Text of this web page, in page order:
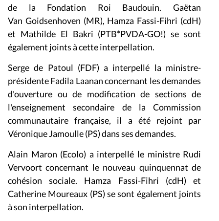
de la Fondation Roi Baudouin. Gaëtan
Van Goidsenhoven (MR), Hamza Fassi-Fihri (cdH)
et Mathilde El Bakri (PTB*PVDA-GO!) se sont
également joints à cette interpellation.
Serge de Patoul (FDF) a interpellé la ministre-
présidente Fadila Laanan concernant les demandes
d'ouverture ou de modification de sections de
l'enseignement secondaire de la Commission
communautaire française, il a été rejoint par
Véronique Jamoulle (PS) dans ses demandes.
Alain Maron (Ecolo) a interpellé le ministre Rudi
Vervoort concernant le nouveau quinquennat de
cohésion sociale. Hamza Fassi-Fihri (cdH) et
Catherine Moureaux (PS) se sont également joints
à son interpellation.